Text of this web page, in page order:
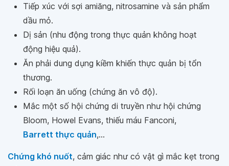
Tiếp xúc với sợi amiăng, nitrosamine và sản phẩm
dầu mỏ.
Dị sản (nhu động trong thực quản không hoạt
động hiệu quả).
Ăn phải dung dụng kiềm khiến thực quản bị tổn
thương.
Rối loạn ăn uống (chứng ăn vô độ).
Mắc một số hội chứng di truyền như hội chứng
Bloom, Howel Evans, thiếu máu Fanconi,
Barrett thực quản,...
Chứng khó nuốt, cảm giác như có vật gì mắc kẹt trong